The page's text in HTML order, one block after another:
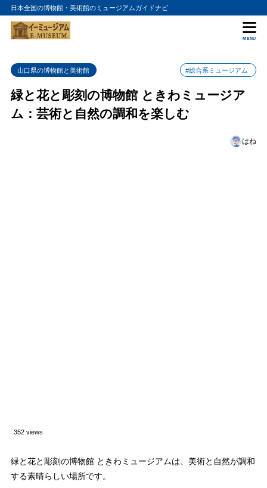
日本全国の博物館・美術館のミュージアムガイドナビ
MENU
山口県の博物館と美術館 #総合系ミュージアム
緑と花と彫刻の博物館 ときわミュージア
ム：芸術と自然の調和を楽しむ
はね
352 views
緑と花と彫刻の博物館 ときわミュージアムは、美術と自然が調和
する素晴らしい場所です。
目次
1 ミュージアムの特徴
3 アクセスと営業情報